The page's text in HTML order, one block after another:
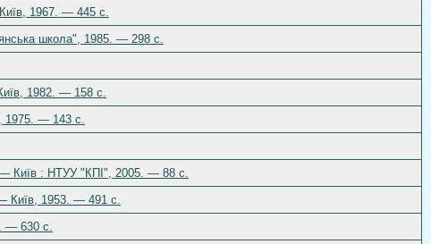
1967. — 445 c.
школа", 1985. — 298 c.
1982. — 158 c.
1975. — 143 c.
— Київ : НТУУ "КПІ", 2005. — 88 с.
— Київ, 1953. — 491 c.
— 630 c.